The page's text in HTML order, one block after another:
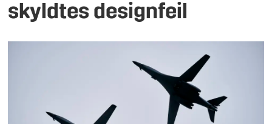
skyldtes designfeil